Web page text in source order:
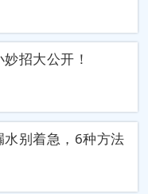
招大公开！
别着急，6种方法